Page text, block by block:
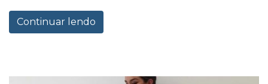
Continuar lendo